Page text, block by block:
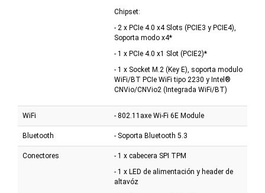
Chipset:
- 2 x PCIe 4.0 x4 Slots (PCIE3 y PCIE4),
Soporta modo x4*
- 1 x PCIe 4.0 x1 Slot (PCIE2)*
- 1 x Socket M.2 (Key E), soporta modulo
WiFi/BT PCIe WiFi tipo 2230 y Intel®
CNVio/CNVio2 (Integrada WiFi/BT)
WiFi - 802.11axe Wi-Fi 6E Module
Bluetooth - Soporta Bluetooth 5.3
Conectores
- 1 x cabecera SPI TPM
- 1 x LED de alimentación y header de
altavóz